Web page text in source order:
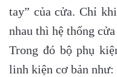
tay” của cửa. Chỉ
nhau thì hệ thống
Trong đó bộ phụ
linh kiện cơ bản như: